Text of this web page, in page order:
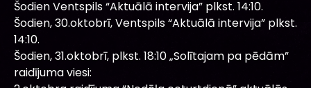
Šodien Ventspils “Aktuālā intervija” plkst. 14:10.
Šodien, 30.oktobrī, Ventspils “Aktuālā intervija” plkst.
14:10.
Šodien, 31.oktobrī, plkst. 18:10 „Solītajam pa pēdām”
raidījuma viesi: